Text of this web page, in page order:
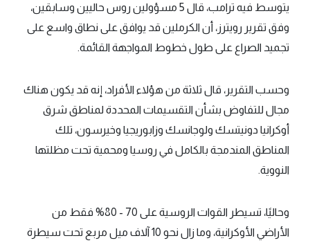
يتوسط فيه ترامب، قال 5 مسؤولين روس حاليين وسابقين،
وفق تقرير رويترز، أن الكرملين قد يوافق على نطاق واسع على
تجميد الصراع على طول خطوط المواجهة القائمة.
وحسب التقرير، قال ثلاثة من هؤلاء الأفراد، إنه قد يكون هناك
مجال للتفاوض بشأن التقسيمات المحددة لمناطق شرق
أوكرانيا دونيتسك ولوجانسك وزابوريجيا وخيرسون، تلك
المناطق المندمجة بالكامل في روسيا ومحمية تحت مظلتها
النووية.
وحاليًا، تسيطر القوات الروسية على 70 - 80% فقط من
الأراضي الأوكرانية، وما زال نحو 10 آلاف ميل مربع تحت سيطرة